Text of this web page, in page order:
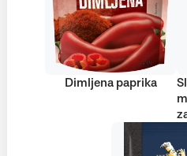
Dimljena paprika